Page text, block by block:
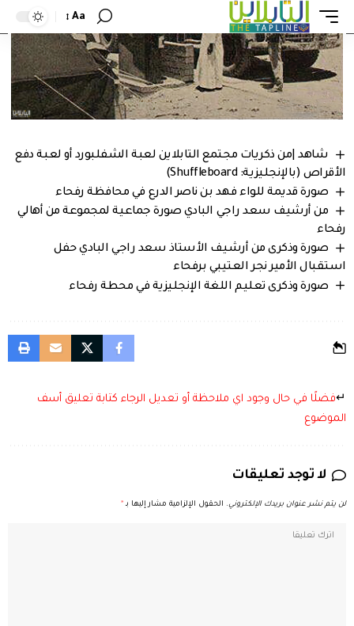
Aa
شاهد |من ذكريات مجتمع التابلاين لعبة الشفلبورد أو لعبة دفع
الأقراص (بالإنجليزية: Shuffleboard)
صورة قديمة للواء فهد بن ناصر الدرع في محافظة رفحاء
من أرشيف سعد راجي البادي صورة جماعية لمجموعة من أهالي
رفحاء
صورة وذكرى من أرشيف الأستاذ سعد راجي البادي حفل
استقبال الأمير نجر العتيبي برفحاء
صورة وذكرى تعليم اللغة الإنجليزية في محطة رفحاء
↵فضلًا في حال وجود اي ملاحظة أو تعديل الرجاء كتابة تعليق أسف
الموضوع
لا توجد تعليقات
لن يتم نشر عنوان بريدك الإلكتروني. الحقول الإلزامية مشار إليها بـ *